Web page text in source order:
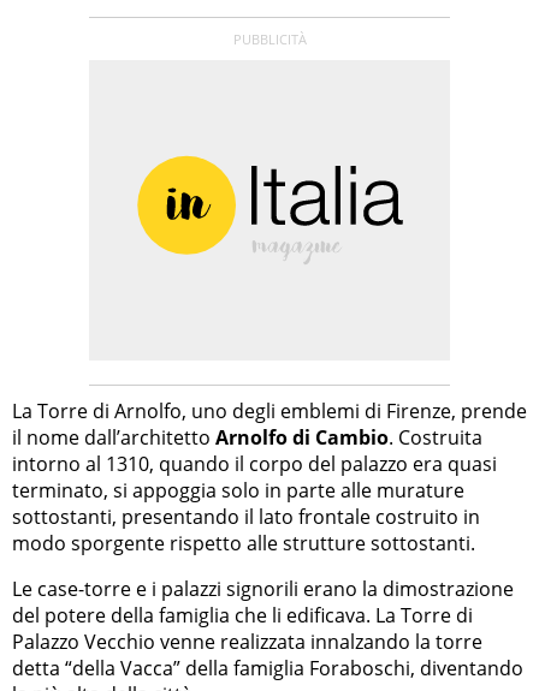
La Torre di Arnolfo, uno degli emblemi di Firenze, prende
il nome dall’architetto Arnolfo di Cambio. Costruita
intorno al 1310, quando il corpo del palazzo era quasi
terminato, si appoggia solo in parte alle murature
sottostanti, presentando il lato frontale costruito in
modo sporgente rispetto alle strutture sottostanti.
Le case-torre e i palazzi signorili erano la dimostrazione
del potere della famiglia che li edificava. La Torre di
Palazzo Vecchio venne realizzata innalzando la torre
detta “della Vacca” della famiglia Foraboschi, diventando